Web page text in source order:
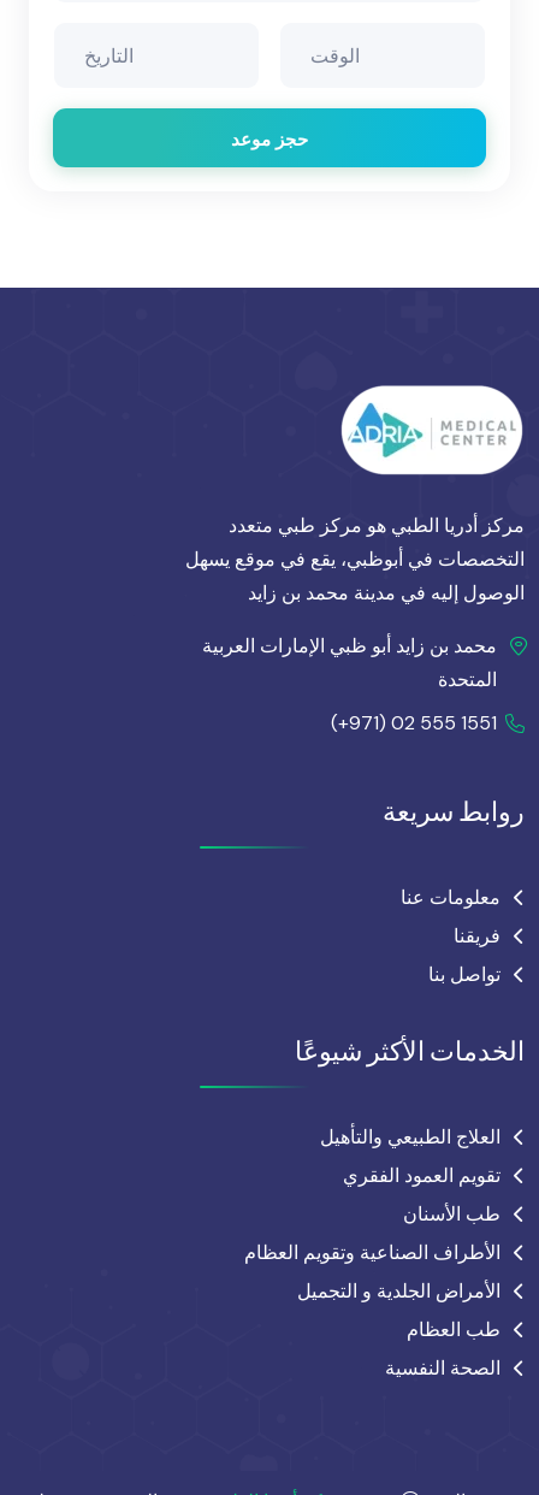
حجز موعد
مركز أدريا الطبي هو مركز طبي متعدد
التخصصات في أبوظبي، يقع في موقع يسهل
الوصول إليه في مدينة محمد بن زايد
محمد بن زايد أبو ظبي الإمارات العربية
المتحدة
(+971) 02 555 1551
روابط سريعة
معلومات عنا
فريقنا
تواصل بنا
الخدمات الأكثر شيوعًا
العلاج الطبيعي والتأهيل
تقويم العمود الفقري
طب الأسنان
الأطراف الصناعية وتقويم العظام
الأمراض الجلدية و التجميل
طب العظام
الصحة النفسية